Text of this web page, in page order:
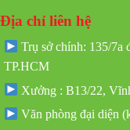
Địa chỉ liên hệ
Trụ sở chính: 135/
TP.HCM
Xưởng : B13/22,
Văn phòng đại diện